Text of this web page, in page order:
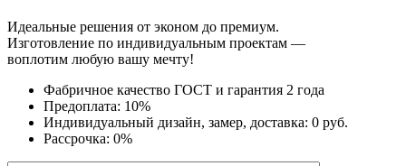
Идеальные решения от эконом до премиум.
Изготовление по индивидуальным проектам —
воплотим любую вашу мечту!
Фабричное качество ГОСТ и гарантия 2 года
Предоплата: 10%
Индивидуальный дизайн, замер, доставка: 0 руб.
Рассрочка: 0%